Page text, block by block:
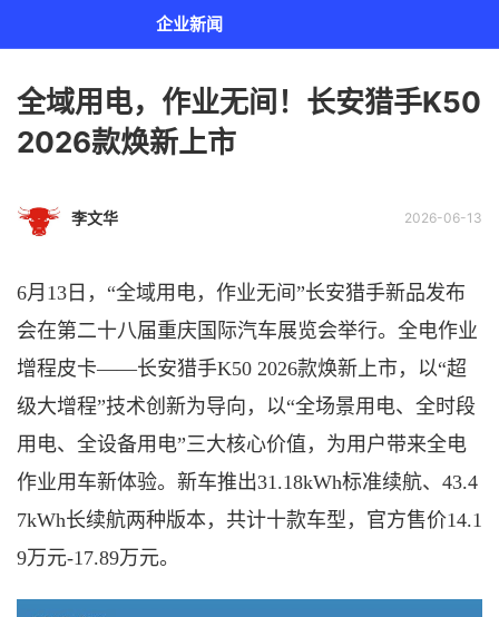
企业新闻
全域用电，作业无间！长安猎手K50
2026款焕新上市
2026-06-13
李文华
6月13日，“全域用电，作业无间”长安猎手新品发布
会在第二十八届重庆国际汽车展览会举行。全电作业
增程皮卡——长安猎手K50 2026款焕新上市，以“超
级大增程”技术创新为导向，以“全场景用电、全时段
用电、全设备用电”三大核心价值，为用户带来全电
作业用车新体验。新车推出31.18kWh标准续航、43.4
7kWh长续航两种版本，共计十款车型，官方售价14.1
9万元-17.89万元。